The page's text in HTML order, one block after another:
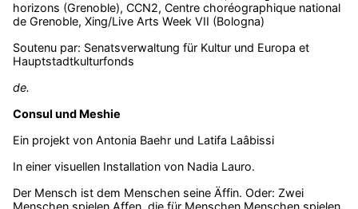
horizons (Grenoble), CCN2, Centre choréographique national
de Grenoble, Xing/Live Arts Week VII (Bologna)
Soutenu par: Senatsverwaltung für Kultur und Europa et
Hauptstadtkulturfonds
de.
Consul und Meshie
Ein projekt von Antonia Baehr und Latifa Laâbissi
In einer visuellen Installation von Nadia Lauro.
Der Mensch ist dem Menschen seine Äffin. Oder: Zwei
Menschen spielen Affen, die für Menschen Menschen spielen.